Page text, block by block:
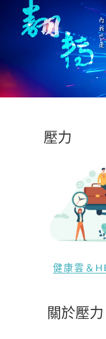
壓力
健康雲＆
關於壓